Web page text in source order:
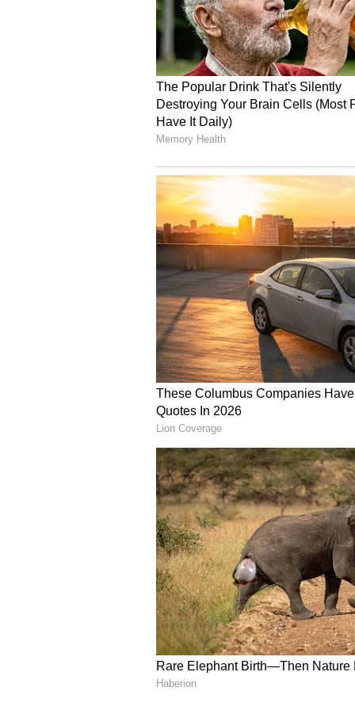
ఆంధ్రప్రదేశ్‌లో
ఆంధ్రప్రదేశ్ రాష్ట్ర అసెంబ్లీ
అవకాశం ఉందనే ప్రచారం
సంక్రాంతి తర్వాత పొత్తుల విషయమై
4
8
ఆంధ్రప్రదేశ్‌లో
2014 ఎన్నికల్లో తెలుగుదేశం, బీజేపీ